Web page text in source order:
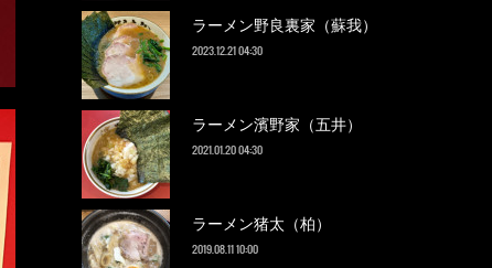
ラーメン野良裏家（蘇我）
2023.12.21 04:30
ラーメン濱野家（五井）
2021.01.20 04:30
ラーメン猪太（柏）
2019.08.11 10:00